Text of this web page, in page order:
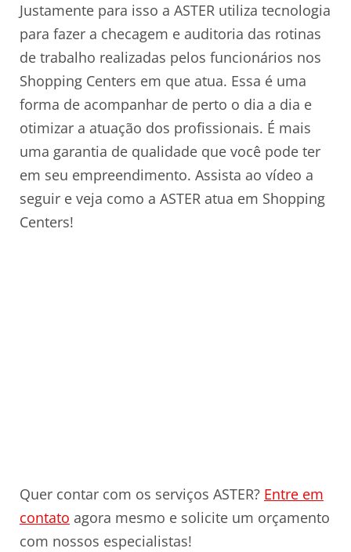
Justamente para isso a ASTER utiliza tecnologia
para fazer a checagem e auditoria das rotinas
de trabalho realizadas pelos funcionários nos
Shopping Centers em que atua. Essa é uma
forma de acompanhar de perto o dia a dia e
otimizar a atuação dos profissionais. É mais
uma garantia de qualidade que você pode ter
em seu empreendimento. Assista ao vídeo a
seguir e veja como a ASTER atua em Shopping
Centers!
Quer contar com os serviços ASTER? Entre em
contato agora mesmo e solicite um orçamento
com nossos especialistas!